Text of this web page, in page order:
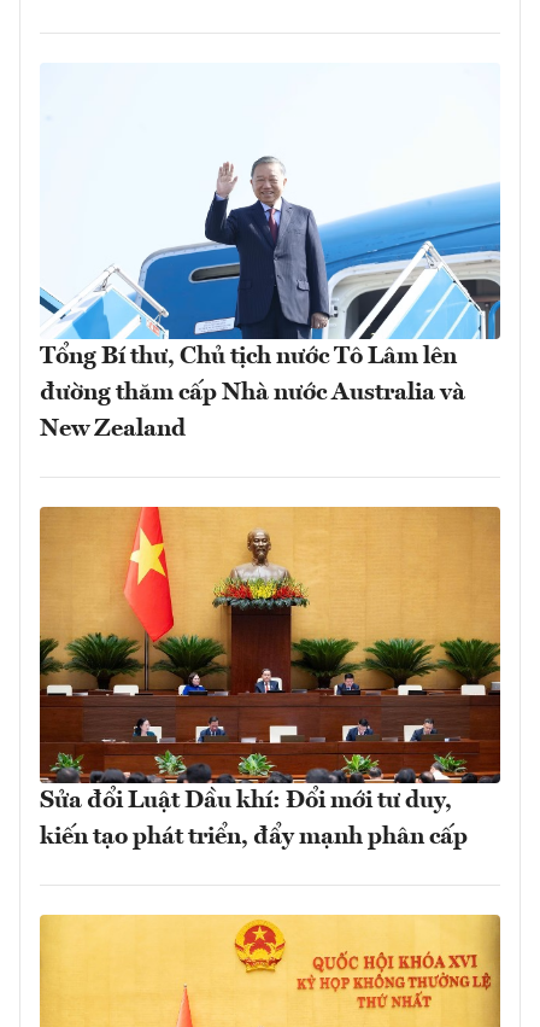
Tổng Bí thư, Chủ tịch nước Tô Lâm lên
đường thăm cấp Nhà nước Australia và
New Zealand
Sửa đổi Luật Dầu khí: Đổi mới tư duy,
kiến tạo phát triển, đẩy mạnh phân cấp